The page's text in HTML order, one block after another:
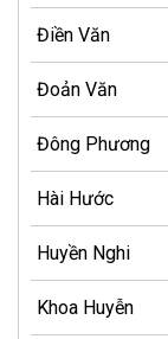
Điền Văn
Đoản Văn
Đông Phương
Hài Hước
Huyền Nghi
Khoa Huyễn